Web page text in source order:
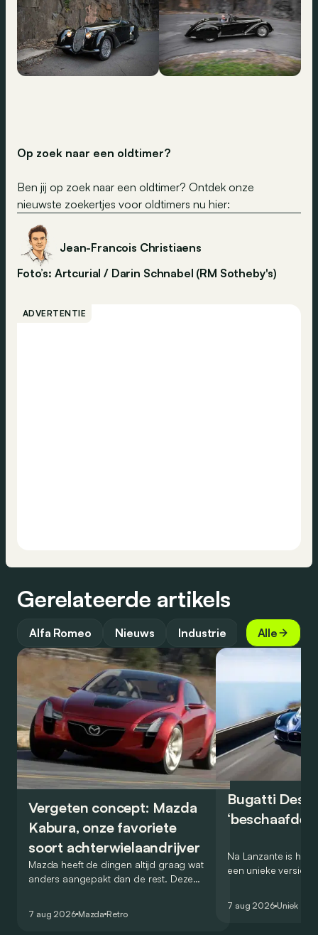
Op zoek naar een oldtimer?
Ben jij op zoek naar een oldtimer? Ontdek onze
nieuwste zoekertjes voor oldtimers nu hier:
Jean-Francois Christiaens
Foto’s: Artcurial / Darin Schnabel (RM Sotheby's)
ADVERTENTIE
Gerelateerde artikels
Alfa Romeo Nieuws Industrie Alle
Vergeten concept: Mazda
Kabura, onze favoriete
soort achterwielaandrijver
Mazda heeft de dingen altijd graag wat
anders aangepakt dan de rest. Deze
7 aug 2026 Mazda Retro
Bugatti
‘beschaafde’
Na Lanzante is het
een unieke versie
7 aug 2026 Uniek